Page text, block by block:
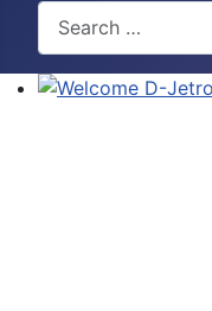
Search